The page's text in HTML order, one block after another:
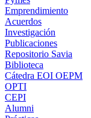
Emprendimiento
Acuerdos
Investigación
Publicaciones
Repositorio Savia
Biblioteca
Cátedra EOI OEPM
OPTI
CEPI
Alumni